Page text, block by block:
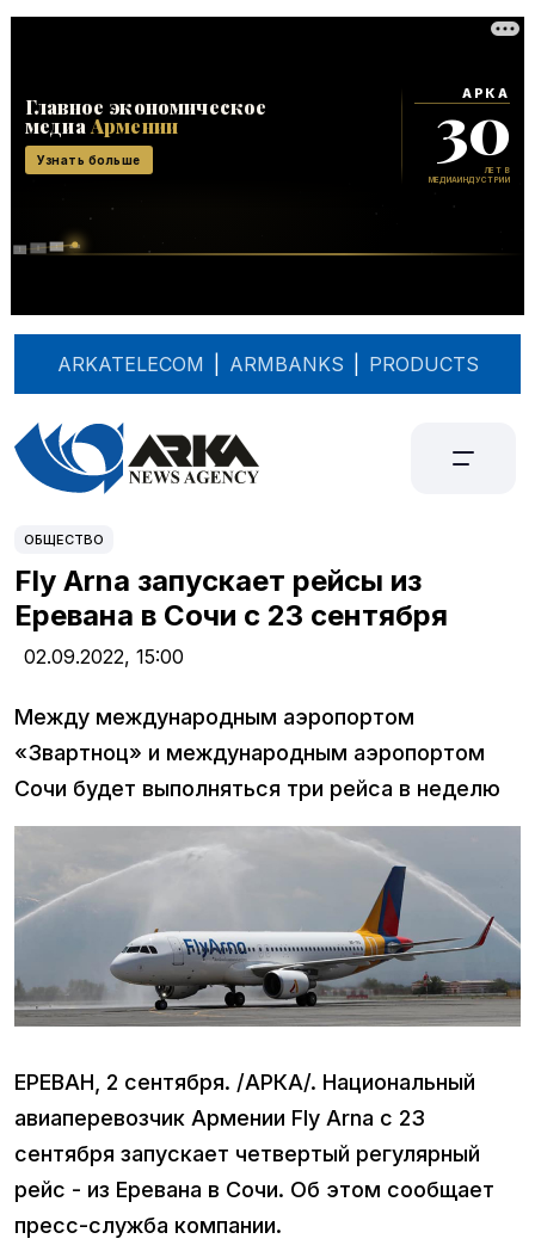
ARKATELECOM ARMBANKS PRODUCTS
ОБЩЕСТВО
Fly Arna запускает рейсы из
Еревана в Сочи с 23 сентября
02.09.2022, 15:00
Между международным аэропортом
«Звартноц» и международным аэропортом
Сочи будет выполняться три рейса в неделю
ЕРЕВАН, 2 сентября. /АРКА/. Национальный
авиаперевозчик Армении Fly Arna с 23
сентября запускает четвертый регулярный
рейс - из Еревана в Сочи. Об этом сообщает
пресс-служба компании.